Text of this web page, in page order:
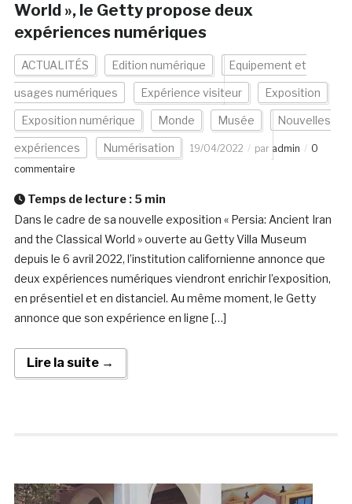
World », le Getty propose deux
expériences numériques
ACTUALITÉS Edition numérique Equipement et
usages numériques Expérience visiteur Exposition
Exposition numérique Monde Musée Nouvelles
expériences Numérisation 19/04/2022 par admin
0
commentaire
Temps de lecture : 5 min
Dans le cadre de sa nouvelle exposition « Persia: Ancient Iran
and the Classical World » ouverte au Getty Villa Museum
depuis le 6 avril 2022, l’institution californienne annonce que
deux expériences numériques viendront enrichir l’exposition,
en présentiel et en distanciel. Au même moment, le Getty
annonce que son expérience en ligne […]
Lire la suite →